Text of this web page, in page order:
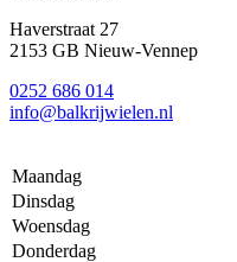
Haverstraat 27
2153 GB Nieuw-Vennep
0252 686 014
info@balkrijwielen.nl
Maandag
Dinsdag
Woensdag
Donderdag